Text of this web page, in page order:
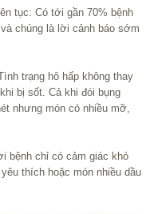
tục: Có tới gần 70% bệnh
chúng là lời cảnh báo sớm
trạng hô hấp không thay
bị sốt. Cả khi đói bụng
nhưng món có nhiều mỡ,
bệnh chỉ có cảm giác khó
thích hoặc món nhiều dầu